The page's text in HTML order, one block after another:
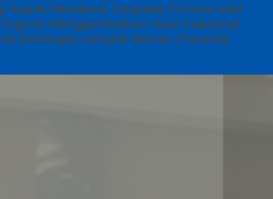
Aspek Mendasar Daripada Prosesi adat
ini Menggambarkan Hasil maksimal
Beriringan menjadi elemen Penanda